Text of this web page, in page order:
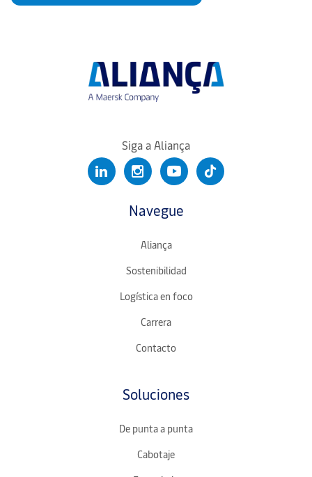
Siga a Aliança
Navegue
Aliança
Sostenibilidad
Logística en foco
Carrera
Contacto
Soluciones
De punta a punta
Cabotaje